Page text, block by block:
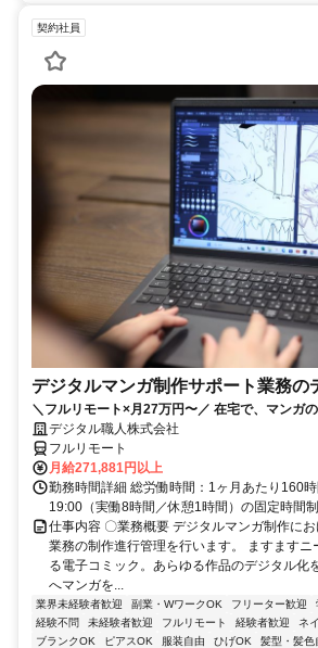
契約社員
デジタルマンガ制作サポート業務の
＼フルリモート×月27万円〜／ 在宅で、マンガの
デジタル職人株式会社
フルリモート
月給271,881円以上
勤務時間詳細 総労働時間：1ヶ月あたり160
19:00（実働8時間／休憩1時間）の固定時間制
仕事内容 〇業務概要 デジタルマンガ制作に
業務の制作進行管理を行います。 ますますニ
る電子コミック。あらゆる作品のデジタル化
へマンガを...
業界未経験者歓迎 副業・WワークOK フリーター歓迎
経験不問
未経験者歓迎 フルリモート 経験者歓迎 ネ
ブランクOK
ピアスOK 服装自由 ひげOK 髪型・髪色